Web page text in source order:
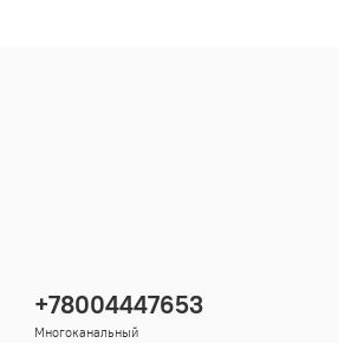
+78004447653
Многоканальный